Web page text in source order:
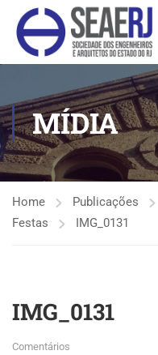
MÍDIA
Home Publicações
Festas
IMG_0131
IMG_0131
Comentários